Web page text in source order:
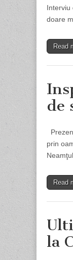
Interviu
doare
Read
de
prin
Read
la